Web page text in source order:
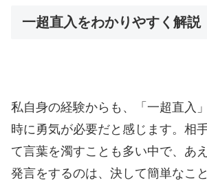
一超直入をわかりやすく解説
私自身の経験からも、「一超直入
時に勇気が必要だと感じます。相
て言葉を濁すことも多い中で、あ
発言をするのは、決して簡単なこ